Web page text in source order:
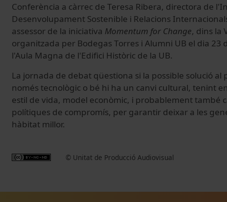
Conferència a càrrec de Teresa Ribera, directora de
Desenvolupament Sostenible i Relacions
assessor de la iniciativa Momentum for Change, dins la
organitzada per Bodegas Torres i Alumni UB el dia 23
l'Aula Magna de l'Edifici Històric de la UB.
La jornada de debat qüestiona si la possible solució al
només tecnològic o bé hi ha un canvi cultural, tenint en
estil de vida, model econòmic, i probablement també
polítiques de compromís, per garantir deixar a les
hàbitat millor.
© Unitat de Producció Audiovisual